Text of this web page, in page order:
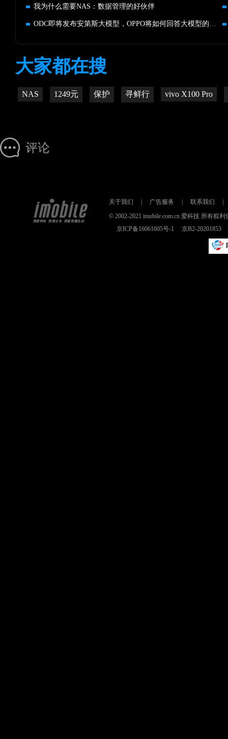
我为什么需要NAS：数据管理的好伙伴
ODC即将发布安第斯大模型，OPPO将如何回答大模型的时代之问
大家都在搜
NAS 1249元 保护 寻鲜行 vivo X100 Pro
评论
关于我们 广告服务 联系我们
© 2002-2021 imobile.com.cn 爱科技 所有权
京ICP备16061605号-1
京B2-20201853